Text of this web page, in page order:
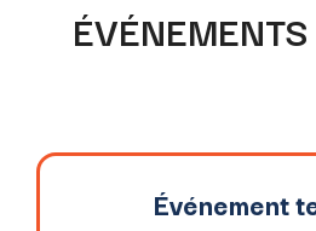
Événement